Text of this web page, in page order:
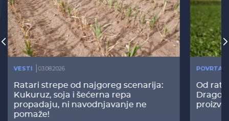
VESTI 03.08.2026
Ratari strepe od najgoreg scenarija:
Kukuruz, soja i šećerna repa
propadaju, ni navodnjavanje ne
pomaže!
Od